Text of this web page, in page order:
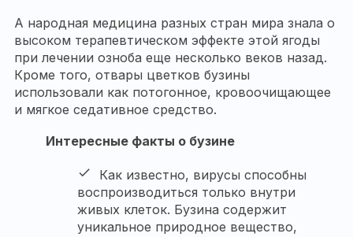
А народная медицина разных стран мира знала о
высоком терапевтическом эффекте этой ягоды
при лечении озноба еще несколько веков назад.
Кроме того, отвары цветков бузины
использовали как потогонное, кровоочищающее
и мягкое седативное средство.
Интересные факты о бузине
done
Как известно, вирусы способны
воспроизводиться только внутри
живых клеток. Бузина содержит
уникальное природное вещество,